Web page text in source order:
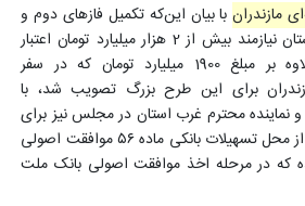
مازندرانبا بیان این‌که تکمیل فازهای دوم و
سوم طرح آبرسانی غرب استان نیازمند بیش از 2 هزار میلیارد تومان اعتبار
است، خاطرنشان کرد: علاوه بر مبلغ 1900 میلیارد تومان که در سفر
برای این طرح بزرگ تصویب شد، با
نماینده محترم غرب استان در مجلس نیز برای
پرداخت 500 میلیارد تومان از محل تسهیلات بانکی ماده ۵۶ موافقت اصولی
که در مرحله اخذ موافقت اصولی بانک ملت